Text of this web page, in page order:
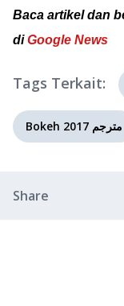
Baca artikel dan
diGoogle News
Tags Terkait:
Bokeh 2017 مترجم
Share